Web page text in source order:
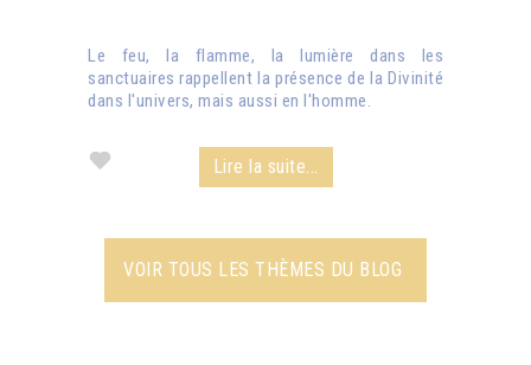
Le feu, la flamme, la lumière dans les
sanctuaires rappellent la présence de la Divinité
dans l'univers, mais aussi en l'homme.
Lire la suite...
VOIR TOUS LES THÈMES DU BLOG